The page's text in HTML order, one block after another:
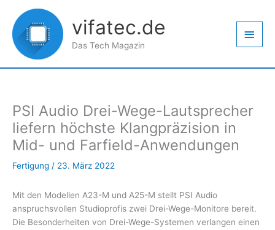
Inhalt
springen
vifatec.de
Das Tech Magazin
PSI Audio Drei-Wege-Lautsprecher
liefern höchste Klangpräzision in
Mid- und Farfield-Anwendungen
Fertigung / 23. März 2022
Mit den Modellen A23-M und A25-M stellt PSI Audio
anspruchsvollen Studioprofis zwei Drei-Wege-Monitore bereit.
Die Besonderheiten von Drei-Wege-Systemen verlangen einen